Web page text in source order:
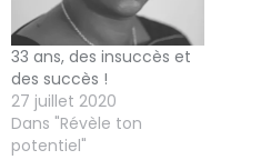
33 ans, des insuccès et
des succès !
27 juillet 2020
Dans "Révèle ton
potentiel"